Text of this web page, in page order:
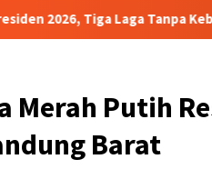
Laga Tanpa Kebobolan
Merah Putih
Barat